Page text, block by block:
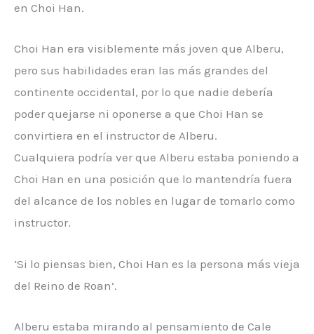
en Choi Han.
Choi Han era visiblemente más joven que Alberu,
pero sus habilidades eran las más grandes del
continente occidental, por lo que nadie debería
poder quejarse ni oponerse a que Choi Han se
convirtiera en el instructor de Alberu.
Cualquiera podría ver que Alberu estaba poniendo a
Choi Han en una posición que lo mantendría fuera
del alcance de los nobles en lugar de tomarlo como
instructor.
‘Si lo piensas bien, Choi Han es la persona más vieja
del Reino de Roan’.
Alberu estaba mirando al pensamiento de Cale